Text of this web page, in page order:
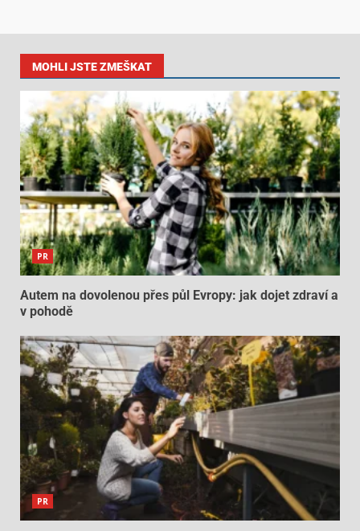
MOHLI JSTE ZMEŠKAT
PR
Autem na dovolenou přes půl Evropy: jak dojet zdraví a
v pohodě
PR